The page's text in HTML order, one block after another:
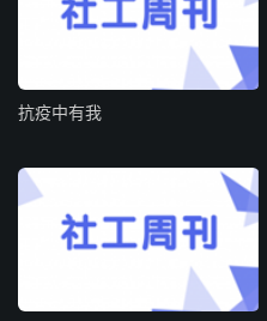
抗疫中有我